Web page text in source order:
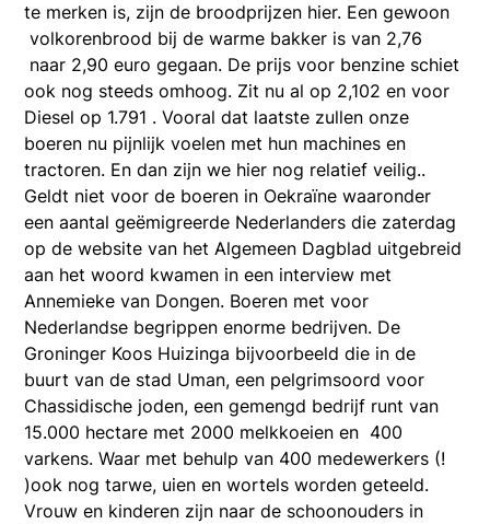
te merken is, zijn de broodprijzen hier. Een gewoon
volkorenbrood bij de warme bakker is van 2,76
naar 2,90 euro gegaan. De prijs voor benzine schiet
ook nog steeds omhoog. Zit nu al op 2,102 en voor
Diesel op 1.791 . Vooral dat laatste zullen onze
boeren nu pijnlijk voelen met hun machines en
tractoren. En dan zijn we hier nog relatief veilig..
Geldt niet voor de boeren in Oekraïne waaronder
een aantal geëmigreerde Nederlanders die zaterdag
op de website van het Algemeen Dagblad uitgebreid
aan het woord kwamen in een interview met
Annemieke van Dongen. Boeren met voor
Nederlandse begrippen enorme bedrijven. De
Groninger Koos Huizinga bijvoorbeeld die in de
buurt van de stad Uman, een pelgrimsoord voor
Chassidische joden, een gemengd bedrijf runt van
15.000 hectare met 2000 melkkoeien en 400
varkens. Waar met behulp van 400 medewerkers (!
)ook nog tarwe, uien en wortels worden geteeld.
Vrouw en kinderen zijn naar de schoonouders in